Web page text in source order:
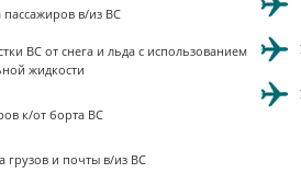
скрытый блок
пассажиров в/из ВС
ВС от снега и льда с использованием
жидкости
к/от борта ВС
грузов и почты в/из ВС